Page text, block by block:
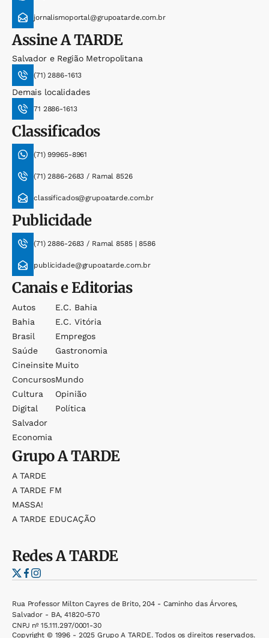
jornalismoportal@grupoatarde.com.br
AssineA TARDE
Salvador e Região Metropolitana
(71) 2886-1613
Demais localidades
71 2886-1613
Classificados
(71) 99965-8961
(71) 2886-2683 / Ramal 8526
classificados@grupoatarde.com.br
Publicidade
(71) 2886-2683 / Ramal 8585 | 8586
publicidade@grupoatarde.com.br
Canais e Editorias
Autos
Bahia
Brasil
Saúde
Cineinsite
Concursos
Cultura
Digital
Salvador
Economia
E.c. Bahia
E.c. Vitória
Empregos
Gastronomia
Muito
Mundo
Opinião
Política
GrupoA TARDE
A TARDE
A TARDE FM
MASSA!
A TARDE EDUCAÇÃO
RedesA TARDE
Rua Professor Milton Cayres de Brito, 204 - Caminho das Árvores,
Salvador - BA, 41820-570
CNPJ nº 15.111.297/0001-30
Copyright © 1996 - 2025 Grupo A TARDE. Todos os direitos reservados.